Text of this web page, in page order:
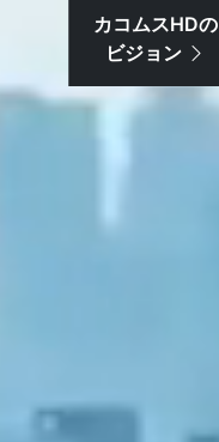
カコムスHDの
ビジョン